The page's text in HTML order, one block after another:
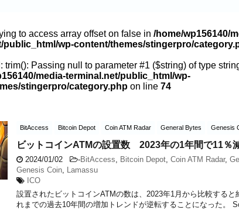
to access array offset on false in /home/wp156140/
public_html/wp-content/themes/stingerpro/
: trim(): Passing null to parameter #1 ($string) of type
media-terminal.net/public_html/wp-
stingerpro/category.php on line 74
BitAccess Bitcoin Depot Coin ATM Radar General Bytes Genesis
ビットコインATMの設置数 2023年の1年間で11％
2024/01/02 -BitAccess, Bitcoin Depot, Coin ATM Radar,
Genesis Coin, Lamassu
ICO
設置されたビットコインATMの数は、2023年1月から比較すると
れまでの過去10年間の増加トレンドが逆転することになった。